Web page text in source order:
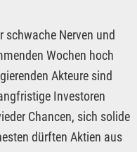
Nerven und
Wochen hoch
Akteure sind
Investoren
Chancen, sich solide
dürften Aktien aus